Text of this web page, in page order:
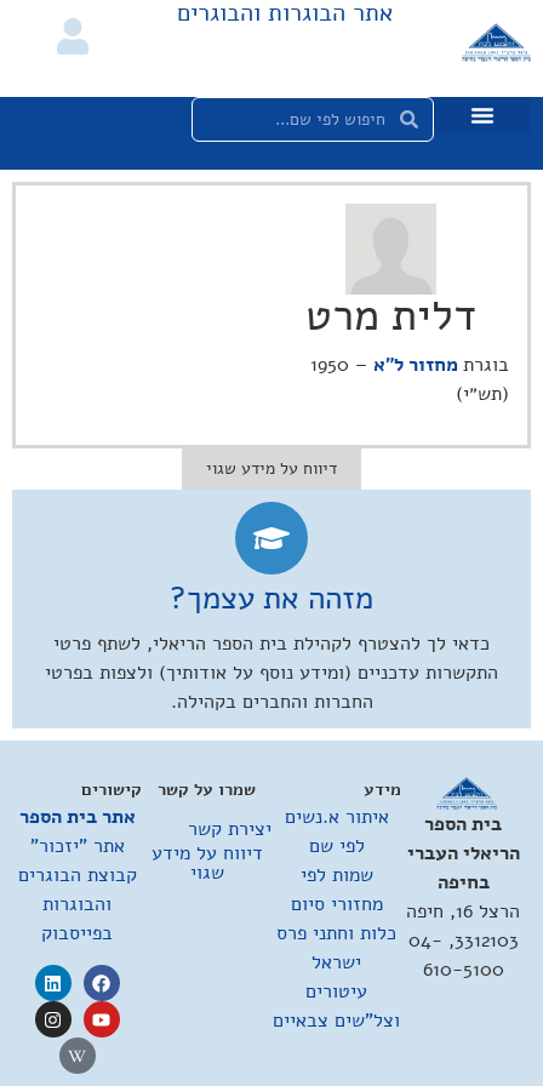
אתר הבוגרות והבוגרים
דלית מרט
בוגרתמחזור ל"א
– 1950
(תש״י)
דיווח על מידע שגוי
מזהה את עצמך?
כדאי לך להצטרף לקהילת בית הספר הריאלי, לשתף פרטי
התקשרות עדכניים (ומידע נוסף על אודותיך) ולצפות בפרטי
החברות והחברים בקהילה.
בית הספר
הריאלי העברי
בחיפה
הרצל 16, חיפה
3312103, 04-
610-5100
מידע
איתור א.נשים
לפי שם
שמות לפי
מחזורי סיום
כלות וחתני פרס
ישראל
עיטורים
וצל"שים צבאיים
קישורים
אתר בית הספר
אתר "יזכור"
קבוצת הבוגרים
והבוגרות
בפייסבוק
שמרו על קשר
יצירת קשר
דיווח על מידע
שגוי